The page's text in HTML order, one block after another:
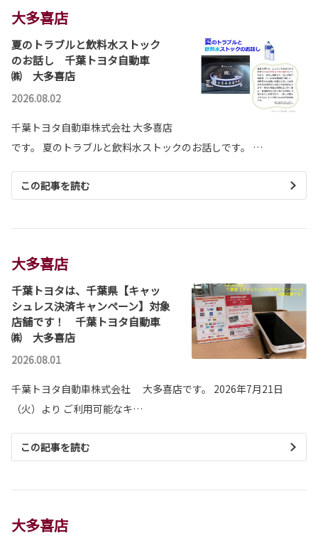
大多喜店
夏のトラブルと飲料水ストック
のお話し 千葉トヨタ自動車
㈱ 大多喜店
2026.08.02
千葉トヨタ自動車株式会社 大多喜店
です。 夏のトラブルと飲料水ストックのお話しです。 …
この記事を読む
大多喜店
千葉トヨタは、千葉県【キャッ
シュレス決済キャンペーン】対象
店舗です！ 千葉トヨタ自動車
㈱ 大多喜店
2026.08.01
千葉トヨタ自動車株式会社 大多喜店です。 2026年7月21日
（火）より ご利用可能なキ…
この記事を読む
大多喜店